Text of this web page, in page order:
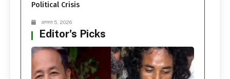
Political Crisis
अगस्त 5, 2026
Editor's Picks